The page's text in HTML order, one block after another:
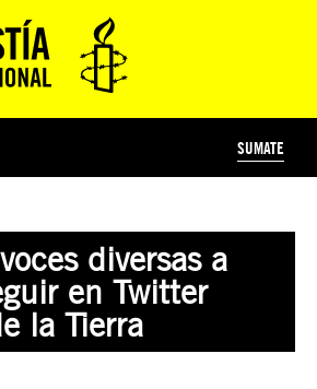
HUMANOS Y JÓVENES
SUMATE
diversas a
en Twitter
la Tierra